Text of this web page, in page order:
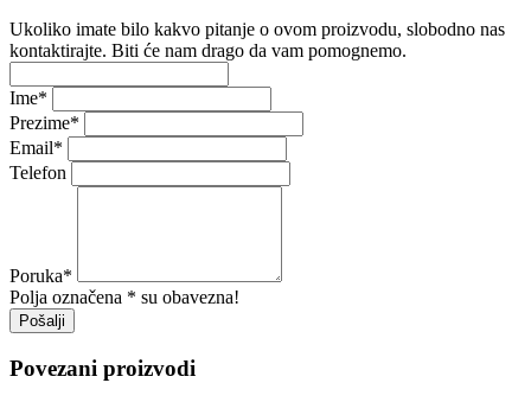
Ukoliko imate bilo kakvo pitanje o ovom proizvodu, slobodno nas
kontaktirajte. Biti će nam drago da vam pomognemo.
Ime*
Prezime*
Email*
Telefon
Poruka*
Polja označena * su obavezna!
Pošalji
Povezani proizvodi